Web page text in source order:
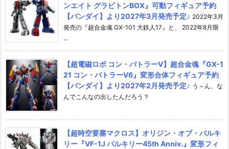
ンエイト グラビトンBOX』可動フィギュア予約
【バンダイ】より2027年3月発売予定♪ 2022年3月
発売の『超合金魂 GX-101 大鉄人17』と、 2022年8月限
...
【超電磁ロボ コン・バトラーV】超合金魂『GX-1
21 コン・バトラーV6』変形合体フィギュア予約
【バンダイ】より2027年2月発売予定♪ う～ん、な
んでこんなの出したんだろう？
【超時空要塞マクロス】オリジン・オブ・バルキ
リー『VF-1J バルキリー45th Anniv.』変形フィ